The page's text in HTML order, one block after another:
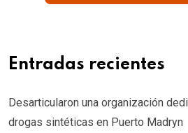
Entradas recientes
Desarticularon una organización
drogas sintéticas en Puerto Madryn